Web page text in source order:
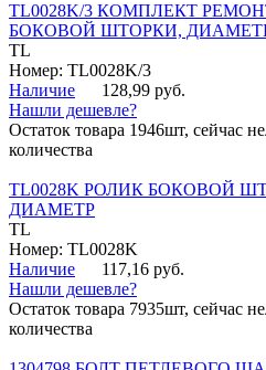
TL0028K/3 КОМПЛЕКТ
БОКОВОЙ ШТОРКИ,
TL
Номер: TL0028K/3
Наличие
128,99 руб.
Нашли дешевле?
Остаток товара 1946шт, сейчас
количества
TL0028K РОЛИК БОКОВОЙ
ДИАМЕТР
TL
Номер: TL0028K
Наличие
117,16 руб.
Нашли дешевле?
Остаток товара 7935шт, сейчас
количества